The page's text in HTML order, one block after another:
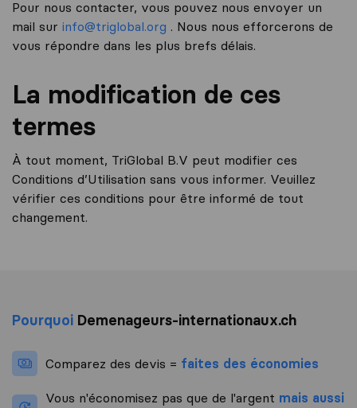
Pour nous contacter, vous pouvez nous envoyer un
mail sur info@triglobal.org . Nous nous efforcerons de
vous répondre dans les plus brefs délais.
La modification de ces
termes
À tout moment, TriGlobal B.V peut modifier ces
Conditions d’Utilisation sans vous informer. Veuillez
vérifier ces conditions pour être informé de tout
changement.
Pourquoi Demenageurs-internationaux.ch
Comparez des devis = faites des économies
Vous n'économisez pas que de l'argent mais aussi